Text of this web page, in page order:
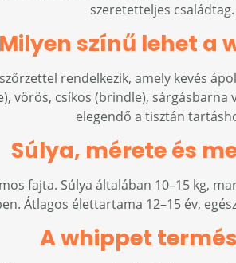
szeretetteljes családtag.
Milyen színű lehet a
rendelkezik, amely kevés
vörös, csíkos (brindle), sárgásbarna
elegendő a tisztán
Súlya, mérete és
fajta. Súlya általában 10–15 kg,
Átlagos élettartama 12–15 év,
A whippet